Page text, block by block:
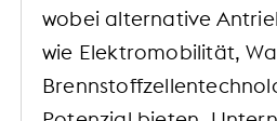
wobei alternative
wie Elektromobilität,